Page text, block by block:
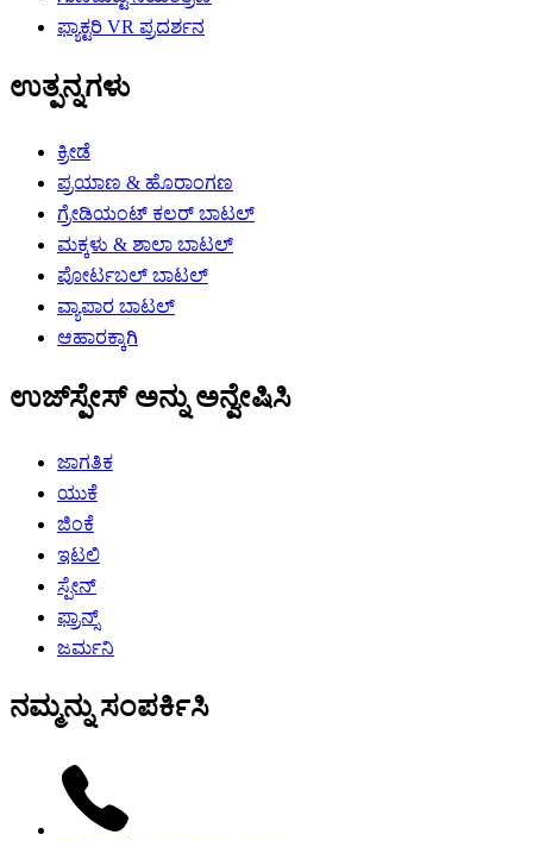
ಫ್ಯಾಕ್ಟರಿ VR ಪ್ರದರ್ಶನ
ಉತ್ಪನ್ನಗಳು
ಕ್ರೀಡೆ
ಪ್ರಯಾಣ & ಹೊರಾಂಗಣ
ಗ್ರೇಡಿಯಂಟ್ ಕಲರ್ ಬಾಟಲ್
ಮಕ್ಕಳು & ಶಾಲಾ ಬಾಟಲ್
ಪೋರ್ಟಬಲ್ ಬಾಟಲ್
ವ್ಯಾಪಾರ ಬಾಟಲ್
ಆಹಾರಕ್ಕಾಗಿ
ಉಜ್‌ಸ್ಪೇಸ್ ಅನ್ನು ಅನ್ವೇಷಿಸಿ
ಜಾಗತಿಕ
ಯುಕೆ
ಜಿಂಕೆ
ಇಟಲಿ
ಸ್ಪೇನ್
ಫ್ರಾನ್ಸ್
ಜರ್ಮನಿ
ನಮ್ಮನ್ನು ಸಂಪರ್ಕಿಸಿ